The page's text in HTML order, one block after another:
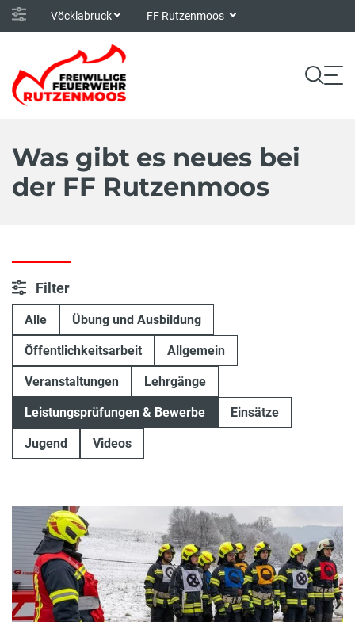
Vöcklabruck FF Rutzenmoos
Was gibt es neues bei
der FF Rutzenmoos
Filter
Alle Übung und Ausbildung
Öffentlichkeitsarbeit Allgemein
Veranstaltungen Lehrgänge
Leistungsprüfungen & Bewerbe Einsätze
Jugend Videos